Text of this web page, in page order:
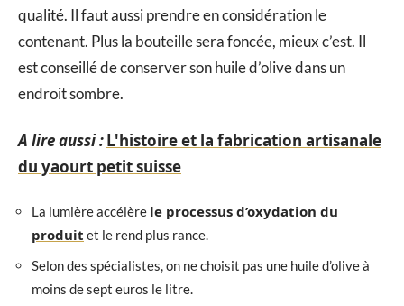
qualité. Il faut aussi prendre en considération le
contenant. Plus la bouteille sera foncée, mieux c’est. Il
est conseillé de conserver son huile d’olive dans un
endroit sombre.
A lire aussi :L'histoire et la fabrication artisanale
du yaourt petit suisse
La lumière accélère le processus d’oxydation du
produit et le rend plus rance.
Selon des spécialistes, on ne choisit pas une huile d’olive à
moins de sept euros le litre.